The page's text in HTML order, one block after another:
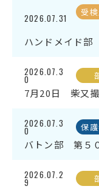
2026.07.31
受
ハンドメイド
2026.07.3
0
7月20日 柴又
2026.07.3
0 保
バトン部 第５
2026.07.2
9